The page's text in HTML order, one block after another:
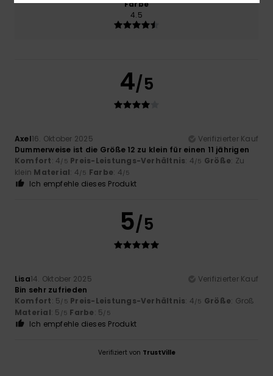
Farbe
4.5
4/5
Axel16. Oktober 2025
Verifizierter Kauf
Dummerweise ist die Größe 12 zu klein für einen 11 jährigen
Komfort: 4/5 Preis-Leistungs-Verhältnis: 4/5 Größe: Zu
klein Material: 4/5 Farbe: 4/5
Ich empfehle dieses Produkt
5/5
Lisa14. Oktober 2025
Verifizierter Kauf
Bin sehr zufrieden
Komfort: 5/5 Preis-Leistungs-Verhältnis: 4/5 Größe: Groß
Material: 5 /5 Farbe: 5/5
Ich empfehle dieses Produkt
Verifiziert von TrustVille